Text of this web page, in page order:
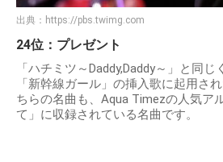
出典： https://pbs.twimg.com
24位：プレゼント
「ハチミツ～Daddy,Daddy～」と同
「新幹線ガール」の挿入歌に起用さ
ちらの名曲も、Aqua Timezの人気ア
て」に収録されている名曲です。